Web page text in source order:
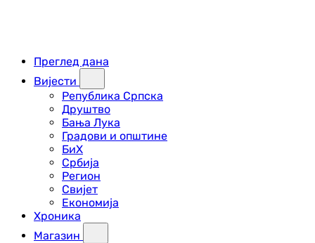
Преглед дана
Вијести
Република Српска
Друштво
Бања Лука
Градови и општине
БиХ
Србија
Регион
Свијет
Економија
Хроника
Магазин